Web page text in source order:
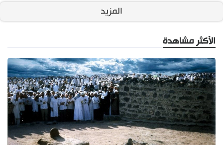
المزيد
الأكثر مشاهدة